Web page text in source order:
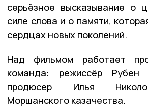
серьёзное высказывание о
силе слова и о памяти,
сердцах новых поколений.
Над фильмом работает
команда: режиссёр Рубен
продюсер Илья
Моршанского казачества.